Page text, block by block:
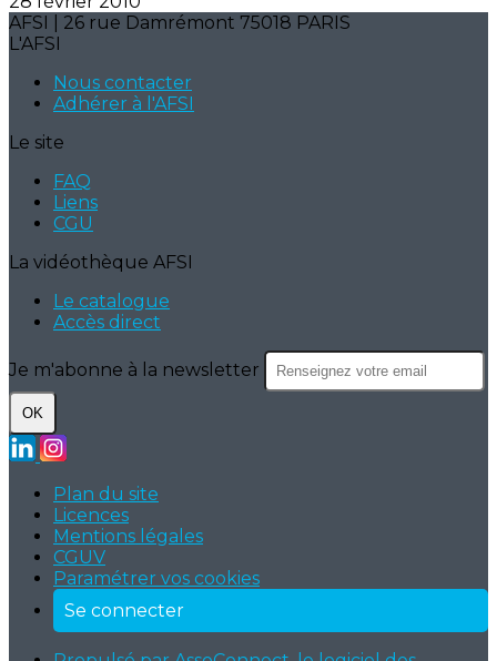
AFSI | 26 rue Damrémont 75018 PARIS
L'AFSI
Nous contacter
Adhérer à l'AFSI
Le site
FAQ
Liens
CGU
La vidéothèque AFSI
Le catalogue
Accès direct
Je m'abonne à la newsletter
OK
Plan du site
Licences
Mentions légales
CGUV
Paramétrer vos cookies
Se connecter